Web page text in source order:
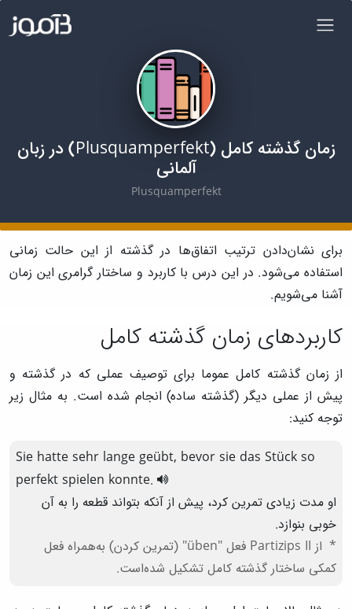
زمان گذشته کامل (Plusquamperfekt) در زبان
آلمانی
Plusquamperfekt
برای نشان‌دادن ترتیب اتفاق‌ها در گذشته از این حالت زمانی
استفاده می‌شود. در این درس با کاربرد و ساختار گرامری این زمان
آشنا می‌شویم.
کاربردهای زمان گذشته کامل
از زمان گذشته کامل عموما برای توصیف عملی که در گذشته و
پیش از عملی دیگر (گذشته ساده) انجام شده است. به مثال زیر
توجه کنید:
Sie hatte sehr lange geübt, bevor sie das Stück so
perfekt spielen konnte.
او مدت زیادی تمرین کرد، پیش از آنکه بتواند قطعه را به آن
خوبی بنوازد.
از Partizips II فعل "üben" (تمرین کردن) به‌همراه فعل
کمکی ساختار گذشته کامل تشکیل شده‌است.